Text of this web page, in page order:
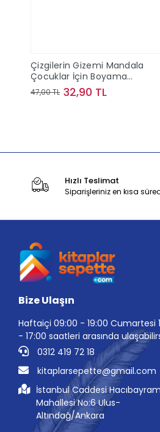
Çizgilerin Gizemi Mandala
Çocuklar İçin Boyama
Kitabı
47,00 TL 32,90 TL
Hızlı Teslimat
Siparişleriniz en kısa
Bize Ulaşın
Haftaiçi 09:00 - 19:00 Cumartesi
- 17:00 saatleri arasında
0312 419 72 18
kitaplarsepette@gmail.com
İstanbul Caddesi Hacıbayram
Mahallesi No:6 Ulus-
Altındağ/Ankara